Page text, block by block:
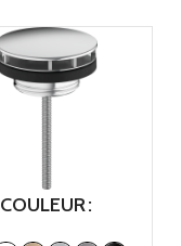
COULEUR